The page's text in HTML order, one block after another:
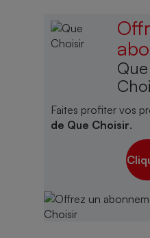
Faites profiter vos
de Que Choisir.